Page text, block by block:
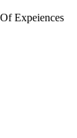
Expeiences